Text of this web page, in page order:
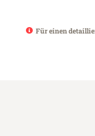
Für einen